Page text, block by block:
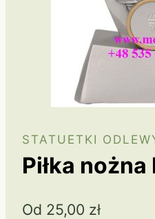
STATUETKI
Piłka nożna
Od 25,00 zł